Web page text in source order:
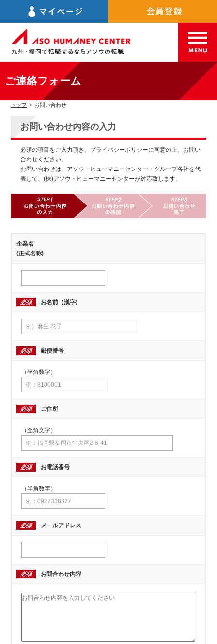
ご連絡フォーム
トップ > お問い合わせ
お問い合わせ内容の入力
必須の項目をご入力頂き、プライバシーポリシーに同意の上、お問い
合わせください。
お問い合わせは、アソウ・ヒューマニーセンター・グループ各社を代
表して、(株)アソウ・ヒューマニーセンターが対応致します。
企業名
(正式名称)
必須 お名前（漢字)
必須 郵便番号
（半角数字）
必須 ご住所
（全角文字）
必須 お電話番号
（半角数字）
必須 メールアドレス
必須 お問合わせ内容